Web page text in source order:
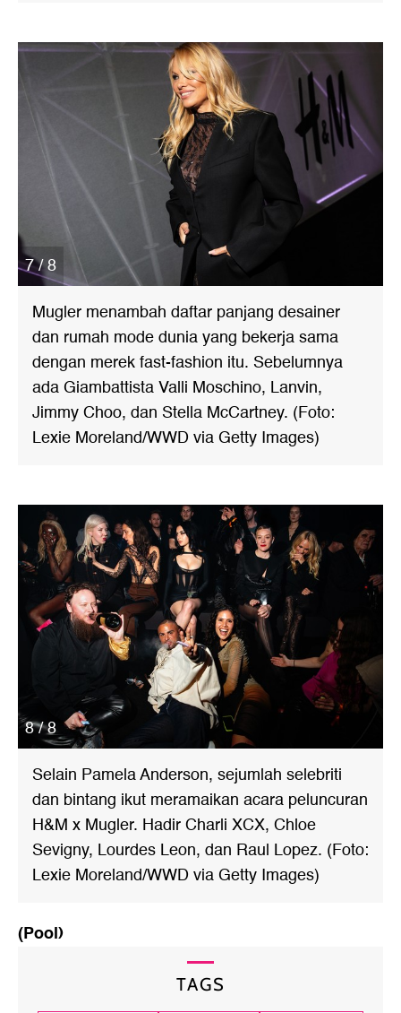
7 / 8
Mugler menambah daftar panjang desainer
dan rumah mode dunia yang bekerja sama
dengan merek fast-fashion itu. Sebelumnya
ada Giambattista Valli Moschino, Lanvin,
Jimmy Choo, dan Stella McCartney. (Foto:
Lexie Moreland/WWD via Getty Images)
8 / 8
Selain Pamela Anderson, sejumlah selebriti
dan bintang ikut meramaikan acara peluncuran
H&M x Mugler. Hadir Charli XCX, Chloe
Sevigny, Lourdes Leon, dan Raul Lopez. (Foto:
Lexie Moreland/WWD via Getty Images)
(Pool)
TAGS